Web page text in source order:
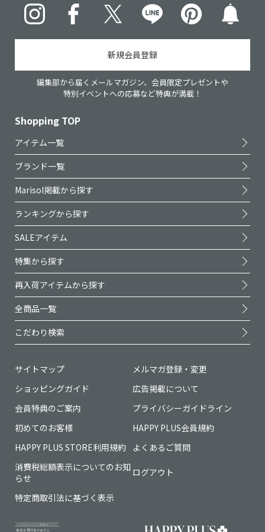
InstagramFacebookX LINE pinterest
新規会員登録
編集部から届くメールマガジン、会員限定プレゼントや
特別イベントへの応募など特典が満載！
Shopping TOP
アイテム一覧
ブランド一覧
Marisol掲載から探す
ランキングから探す
SALEアイテム
特集から探す
再入荷アイテムから探す
全商品一覧
こだわり検索
サイトマップ
メルマガ登録・変更
ショッピングガイド
広告掲載について
会員特典のご案内
プライバシーガイドライン
初めてのお客様
HAPPY PLUS会員規約
HAPPY PLUS STORE利用規約
よくあるご質問
消費税総額表示についてのお知
らせ
ログアウト
特定商取引法に基づく表示